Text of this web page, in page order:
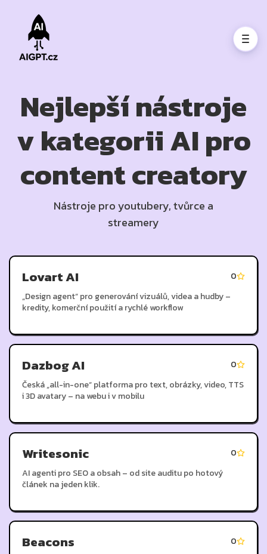
Nejlepší nástroje
v kategorii AI pro
content creatory
Nástroje pro youtubery, tvůrce a
streamery
Lovart AI
0
„Design agent“ pro generování vizuálů, videa a hudby –
kredity, komerční použití a rychlé workflow
Dazbog AI
0
Česká „all-in-one“ platforma pro text, obrázky, video, TTS
i 3D avatary – na webu i v mobilu
Writesonic
0
AI agenti pro SEO a obsah – od site auditu po hotový
článek na jeden klik.
Beacons
0